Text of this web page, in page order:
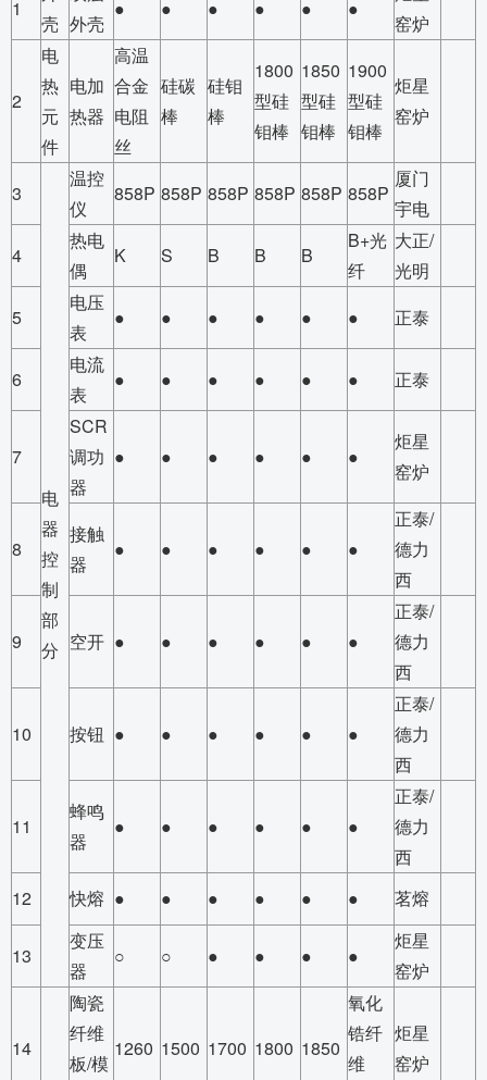
1
壳 外壳
● ● ● ● ● ●
窑炉
2
电
热
元
件
电加
热器
高温
合金
电阻
丝
硅碳
棒
硅钼
棒
1800
型硅
钼棒
1850
型硅
钼棒
1900
型硅
钼棒
炬星
窑炉
3
电
器
控
制
部
分
温控
仪
858P 858P 858P 858P 858P 858P
厦门
宇电
4
热电
偶
K S B B B
B+光
纤
大正/
光明
5
电压
表
● ● ● ● ● ● 正泰
6
电流
表
● ● ● ● ● ● 正泰
7
SCR
调功
器
● ● ● ● ● ●
炬星
窑炉
8
接触
器
● ● ● ● ● ●
正泰/
德力
西
9 空开 ● ● ● ● ● ●
正泰/
德力
西
10 按钮 ● ● ● ● ● ●
正泰/
德力
西
11
蜂鸣
器
● ● ● ● ● ●
正泰/
德力
西
12
快熔 ● ● ● ● ● ● 茗熔
13
变压
器
○ ○ ● ● ● ●
炬星
窑炉
14
陶瓷
纤维
板/模
1260 1500 1700 1800 1850
氧化
锆纤
维
炬星
窑炉